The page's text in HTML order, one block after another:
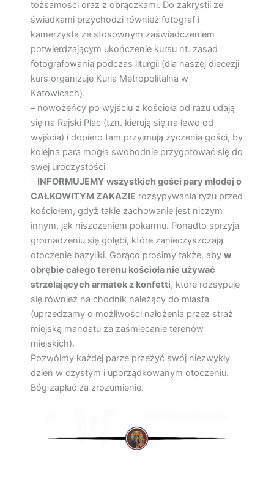
tożsamości oraz z obrączkami. Do zakrystii ze
świadkami przychodzi również fotograf i
kamerzysta ze stosownym zaświadczeniem
potwierdzającym ukończenie kursu nt. zasad
fotografowania podczas liturgii (dla naszej diecezji
kurs organizuje Kuria Metropolitalna w
Katowicach).
– nowożeńcy po wyjściu z kościoła od razu udają
się na Rajski Plac (tzn. kierują się na lewo od
wyjścia) i dopiero tam przyjmują życzenia gości, by
kolejna para mogła swobodnie przygotować się do
swej uroczystości
– INFORMUJEMY wszystkich gości pary młodej o
CAŁKOWITYM ZAKAZIE rozsypywania ryżu przed
kościołem, gdyż takie zachowanie jest niczym
innym, jak niszczeniem pokarmu. Ponadto sprzyja
gromadzeniu się gołębi, które zanieczyszczają
otoczenie bazyliki. Gorąco prosimy także, aby w
obrębie całego terenu kościoła nie używać
strzelających armatek z konfetti, które rozsypuje
się również na chodnik należący do miasta
(uprzedzamy o możliwości nałożenia przez straż
miejską mandatu za zaśmiecanie terenów
miejskich).
Pozwólmy każdej parze przeżyć swój niezwykły
dzień w czystym i uporządkowanym otoczeniu.
Bóg zapłać za zrozumienie.